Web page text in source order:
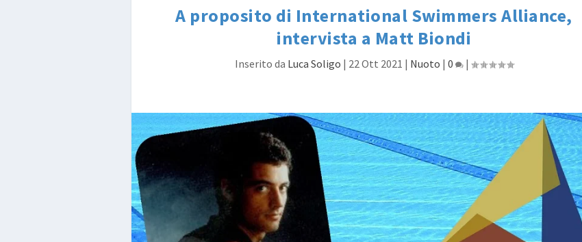
A proposito di International Swimmers Alliance,
intervista a Matt Biondi
Inserito da Luca Soligo | 22 Ott 2021 | Nuoto | 0 |